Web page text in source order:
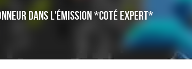
dans l'émission *Coté Expert*